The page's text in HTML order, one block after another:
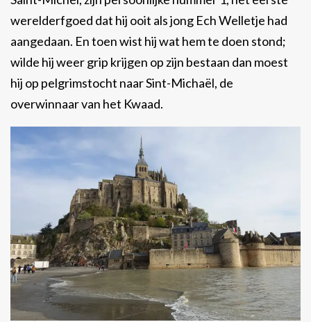
werelderfgoed dat hij ooit als jong Ech Welletje had
aangedaan. En toen wist hij wat hem te doen stond;
wilde hij weer grip krijgen op zijn bestaan dan moest
hij op pelgrimstocht naar Sint-Michaël, de
overwinnaar van het Kwaad.